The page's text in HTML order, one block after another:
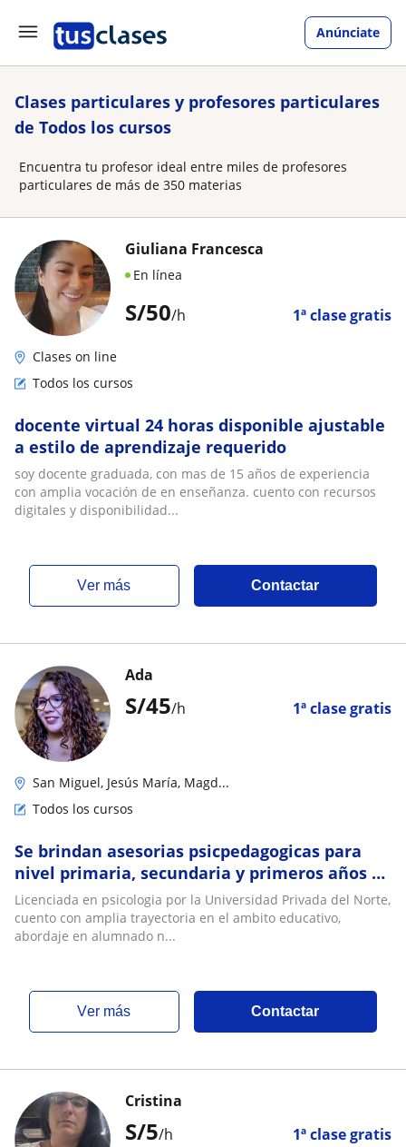
Anúnciate
Clases particulares y profesores particulares
de Todos los cursos
Encuentra tu profesor ideal entre miles de profesores
particulares de más de 350 materias
S/50/h 1ª clase gratis
Giuliana Francesca
En línea
Clases on line
Todos los cursos
docente virtual 24 horas disponible ajustable
a estilo de aprendizaje requerido
soy docente graduada, con mas de 15 años de experiencia
con amplia vocación de en enseñanza. cuento con recursos
digitales y disponibilidad...
ver más Contactar
S/45/h 1ª clase gratis
Ada
San Miguel, Jesús María, Magd...
Todos los cursos
Se brindan asesorias psicpedagogicas para
nivel primaria, secundaria y primeros años de
educacion superior
Licenciada en psicologia por la Universidad Privada del Norte,
cuento con amplia trayectoria en el ambito educativo,
abordaje en alumnado n...
ver más Contactar
S/5/h 1ª clase gratis
Cristina